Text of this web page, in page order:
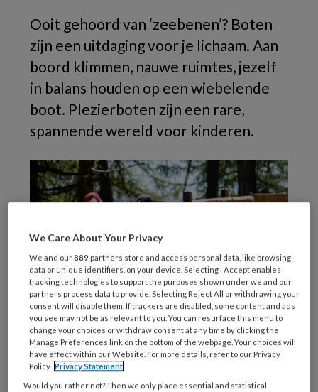
Ooit gehoord van ‘zeebenen’? Boten
zijn een uitdaging voor je lichaam. Aan
boord klimmen, nauwe ruimtes, jezelf
in balans houden op een wiebelende
boot. Plezierboten zijn een rare,
spannende wereld voor kinderen.
2
We Care About Your Privacy
We and our889 partners store and access personal data, like browsing
data or unique identifiers, on your device. Selecting I Accept enables
tracking technologies to support the purposes shown under we and our
partners process data to provide. Selecting Reject All or withdrawing your
consent will disable them. If trackers are disabled, some content and ads
you see may not be as relevant to you. You can resurface this menu to
change your choices or withdraw consent at any time by clicking the
Manage Preferences link on the bottom of the webpage. Your choices will
have effect within our Website. For more details, refer to our Privacy
Policy. Privacy Statement
Would you rather not? Then we only place essential and statistical